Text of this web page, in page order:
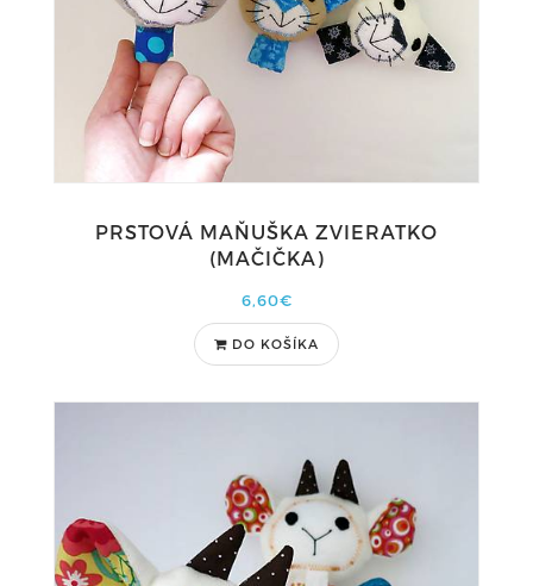
PRSTOVÁ MAŇUŠKA ZVIERATKO
(MAČIČKA)
6,60€
DO KOŠÍKA